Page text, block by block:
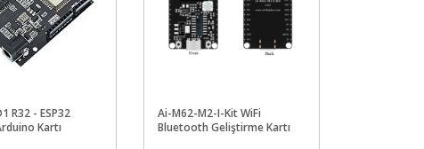
R32 - ESP32
Kartı
Ai-M62-M2-I-Kit WiFi
Bluetooth Geliştirme Kartı